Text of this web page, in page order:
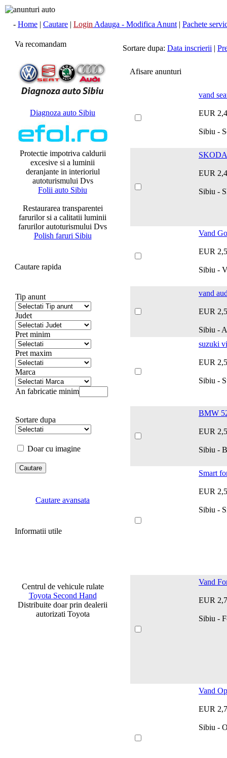
- Home | Cautare | Login Adauga - Modifica Anunt | Pachete
Va recomandam
Diagnoza auto Sibiu
Protectie impotriva caldurii
excesive si a luminii
deranjante in interioriul
autoturismului Dvs
Folii auto Sibiu
Restaurarea transparentei
farurilor si a calitatii luminii
farurilor autoturismului Dvs
Polish faruri Sibiu
Cautare rapida
Tip anunt
Judet
Pret minim
Pret maxim
Marca
An fabricatie minim
Sortare dupa
Doar cu imagine
Cautare avansata
Informatii utile
Centrul de vehicule rulate
Toyota Second Hand
Distribuite doar prin dealerii
autorizati Toyota
Sortare dupa: Data inscrierii |
Afisare anunturi
vand
EUR
Sibiu -
EUR
Sibiu -
Vand
EUR
Sibiu -
vand
EUR
Sibiu -
suzuki
EUR
Sibiu -
BMW
EUR
Sibiu -
Smart
EUR
Sibiu -
Vand
EUR
Sibiu -
Vand
EUR
Sibiu -